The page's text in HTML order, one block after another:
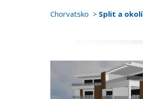
Chorvatsko Split a okolí